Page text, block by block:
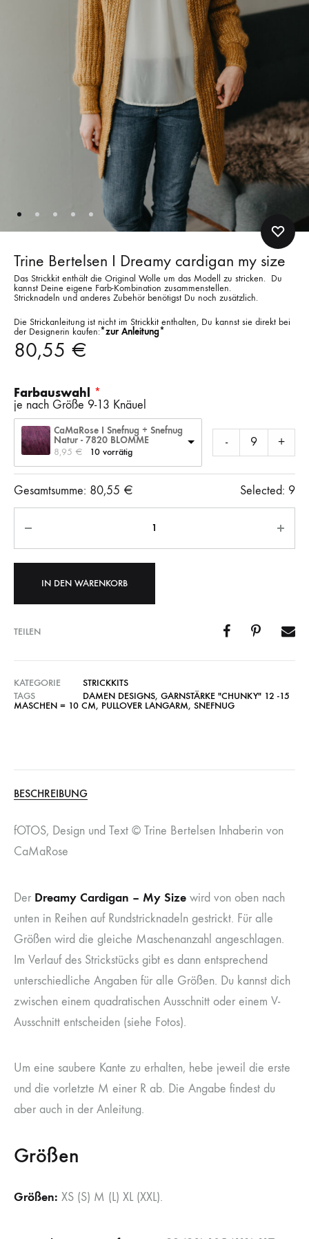
Trine Bertelsen I Dreamy cardigan my size
Das Strickkit enthält die Original Wolle um das Modell zu stricken. Du
kannst Deine eigene Farb-Kombination zusammenstellen.
Stricknadeln und anderes Zubehör benötigst Du noch zusätzlich.
Die Strickanleitung ist nicht im Strickkit enthalten, Du kannst sie direkt bei
der Designerin kaufen:*zur Anleitung*
80,55 €
Farbauswahl
je nach Größe 9-13 Knäuel
CaMaRose I Snefnug + Snefnug
Natur - 7820 BLOMME
8,95 € 10 vorrätig
- +
Gesamtsumme: 80,55 € Selected: 9
Anzahl
IN DEN WARENKORB
TEILEN
KATEGORIE
STRICKKITS
TAGS
DAMEN DESIGNS, GARNSTÄRKE "CHUNKY" 12 -15
MASCHEN = 10 CM, PULLOVER LANGARM, SNEFNUG
BESCHREIBUNG
fOTOS, Design und Text © Trine Bertelsen Inhaberin von
CaMaRose
Der Dreamy Cardigan – My Size wird von oben nach
unten in Reihen auf Rundstricknadeln gestrickt. Für alle
Größen wird die gleiche Maschenanzahl angeschlagen.
Im Verlauf des Strickstücks gibt es dann entsprechend
unterschiedliche Angaben für alle Größen. Du kannst dich
zwischen einem quadratischen Ausschnitt oder einem V-
Ausschnitt entscheiden (siehe Fotos).
Um eine saubere Kante zu erhalten, hebe jeweil die erste
und die vorletzte M einer R ab. Die Angabe findest du
aber auch in der Anleitung.
Größen
Größen: XS (S) M (L) XL (XXL).